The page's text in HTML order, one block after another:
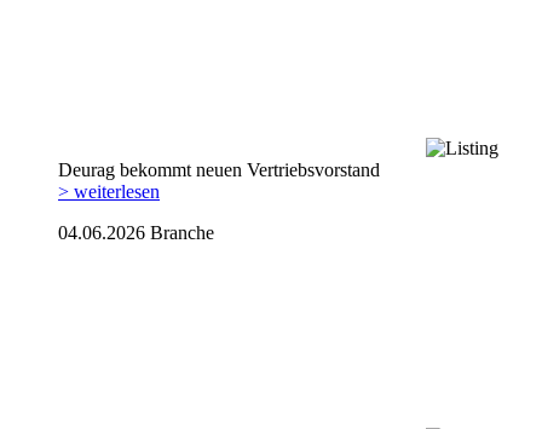
Deurag bekommt neuen Vertriebsvorstand
> weiterlesen
04.06.2026 Branche